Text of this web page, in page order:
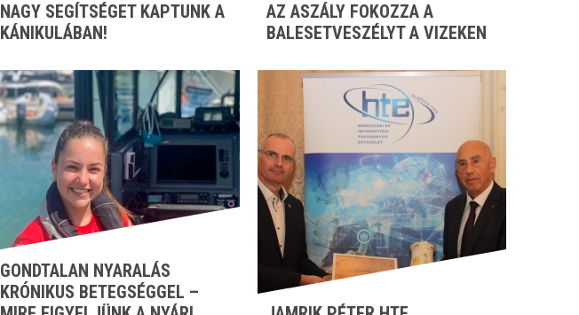
NAGY SEGÍTSÉGET KAPTUNK A
KÁNIKULÁBAN!
AZ ASZÁLY FOKOZZA A
BALESETVESZÉLYT A VIZEKEN
GONDTALAN NYARALÁS
KRÓNIKUS BETEGSÉGGEL –